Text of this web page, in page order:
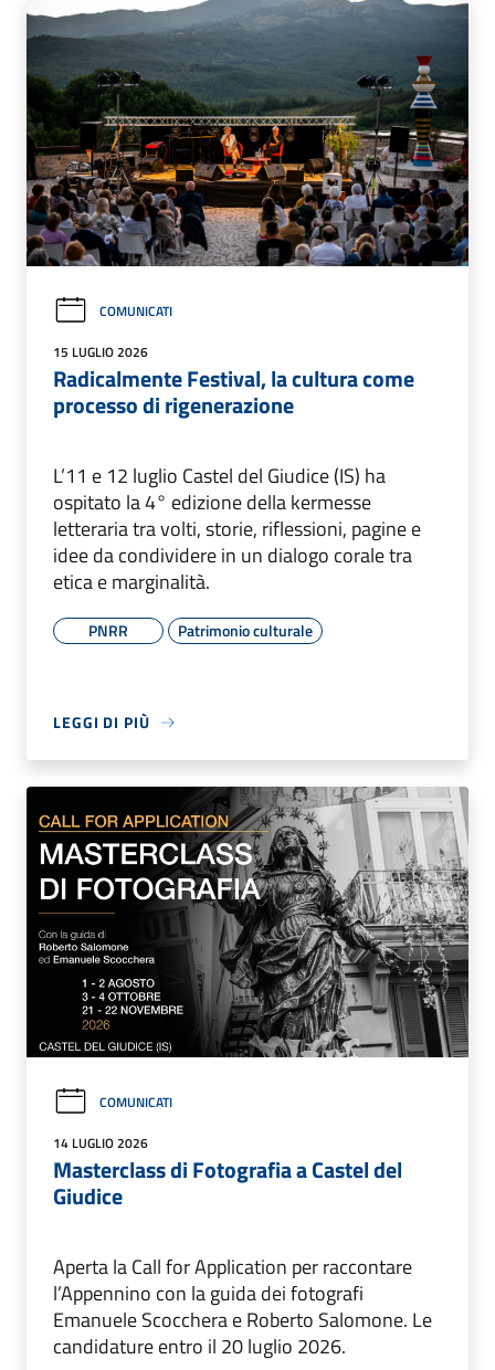
COMUNICATI
15 LUGLIO 2026
Radicalmente Festival, la cultura come
processo di rigenerazione
L’11 e 12 luglio Castel del Giudice (IS) ha
ospitato la 4° edizione della kermesse
letteraria tra volti, storie, riflessioni, pagine e
idee da condividere in un dialogo corale tra
etica e marginalità.
PNRR Patrimonio culturale
LEGGI DI PIÙ
COMUNICATI
14 LUGLIO 2026
Masterclass di Fotografia a Castel del
Giudice
Aperta la Call for Application per raccontare
l’Appennino con la guida dei fotografi
Emanuele Scocchera e Roberto Salomone. Le
candidature entro il 20 luglio 2026.